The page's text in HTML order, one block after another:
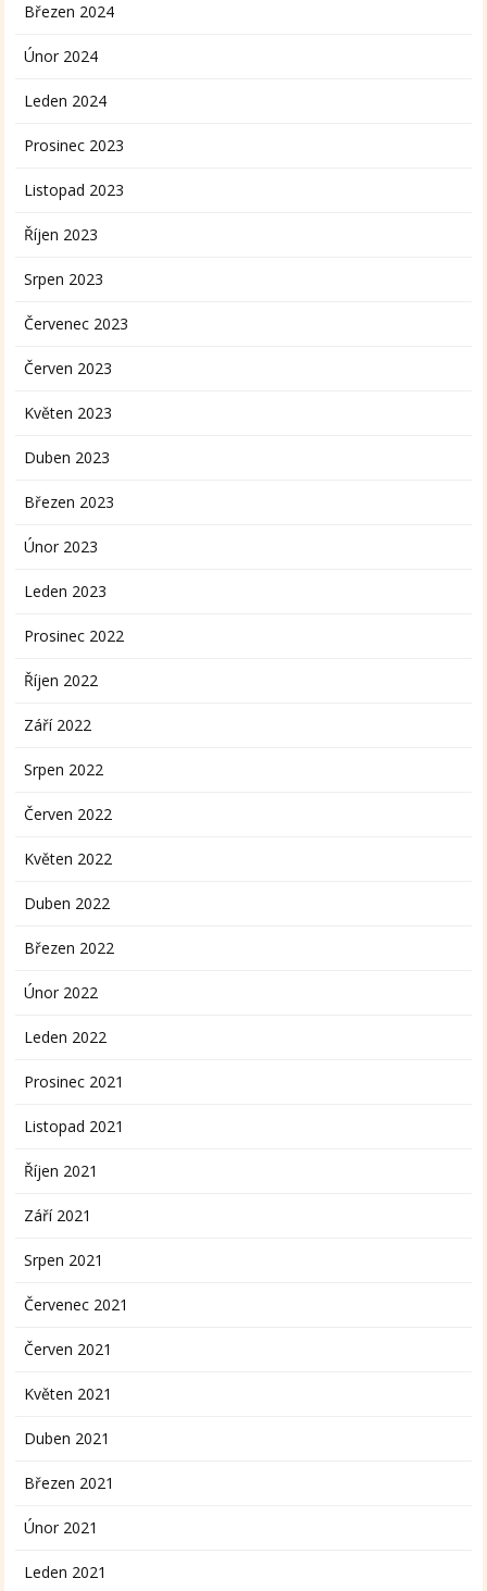
Březen 2024
Únor 2024
Leden 2024
Prosinec 2023
Listopad 2023
Říjen 2023
Srpen 2023
Červenec 2023
Červen 2023
Květen 2023
Duben 2023
Březen 2023
Únor 2023
Leden 2023
Prosinec 2022
Říjen 2022
Září 2022
Srpen 2022
Červen 2022
Květen 2022
Duben 2022
Březen 2022
Únor 2022
Leden 2022
Prosinec 2021
Listopad 2021
Říjen 2021
Září 2021
Srpen 2021
Červenec 2021
Červen 2021
Květen 2021
Duben 2021
Březen 2021
Únor 2021
Leden 2021